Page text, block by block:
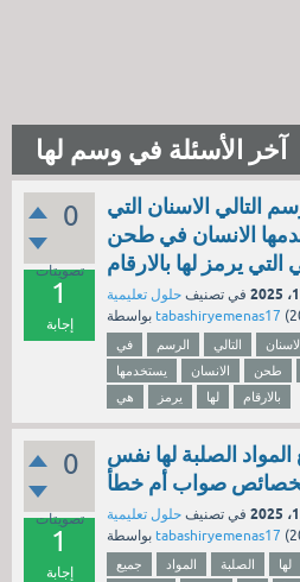
آخر الأسئلة في وسم لها
0
تصويتات
1
إجابة
التالي الاسنان التي
الانسان في طحن
التي يرمز لها بالارقام
في تصنيف حلول تعليمية
tabashiryemenas17 (
في الرسم التالي
يستخدمها
الانسان طحن
هي
يرمز لها بالارقام
0
تصويتات
1
إجابة
الصلبة لها نفس
صواب أم خطأ
في تصنيف حلول تعليمية
tabashiryemenas17 (
جميع المواد الصلبة لها